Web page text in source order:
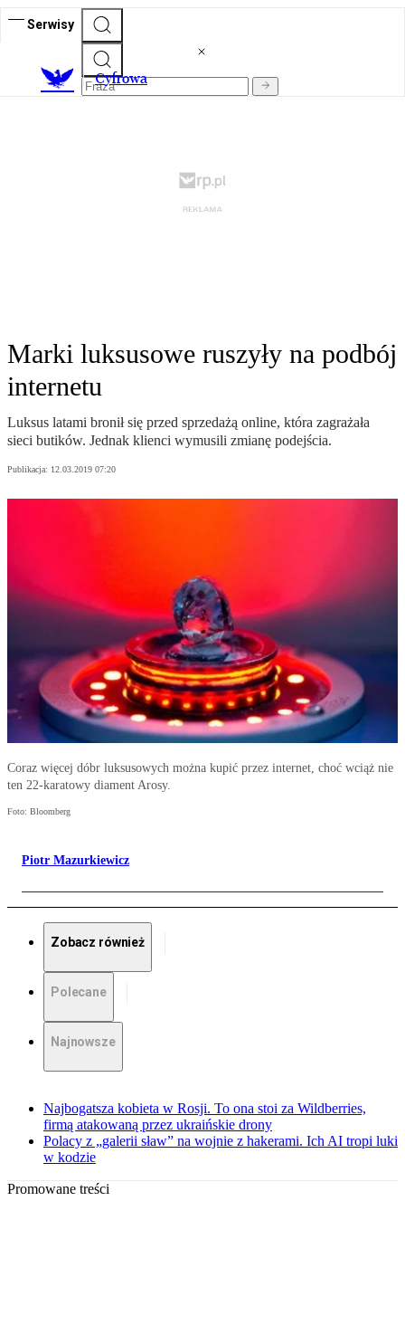
Serwisy
Cyfrowa
Marki luksusowe ruszyły na podbój
internetu
Luksus latami bronił się przed sprzedażą online, która zagrażała
sieci butików. Jednak klienci wymusili zmianę podejścia.
Publikacja: 12.03.2019 07:20
Coraz więcej dóbr luksusowych można kupić przez internet, choć wciąż nie
ten 22-karatowy diament Arosy.
Foto: Bloomberg
Piotr Mazurkiewicz
Zobacz również
Polecane
Najnowsze
Najbogatsza kobieta w Rosji. To ona stoi za Wildberries,
firmą atakowaną przez ukraińskie drony
Polacy z „galerii sław” na wojnie z hakerami. Ich AI tropi luki
w kodzie
Promowane treści